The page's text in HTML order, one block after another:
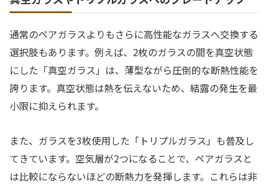
通常のペアガラスよりもさらに高性能なガラスへ交換する
選択肢もあります。例えば、2枚のガラスの間を真空状態
にした「真空ガラス」は、薄型ながら圧倒的な断熱性能を
誇ります。真空状態は熱を伝えないため、結露の発生を最
小限に抑えられます。
また、ガラスを3枚使用した「トリプルガラス」も普及し
てきています。空気層が2つになることで、ペアガラスと
は比較にならないほどの断熱力を発揮します。これらは非